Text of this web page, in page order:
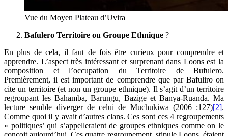
Vue du Moyen Plateau d’Uvira
Bafulero Territoire ou Groupe Ethnique ?
En plus de cela, il faut de fois être curieux pour comprendre et
apprendre. L’aspect très intéressant et surprenant dans Loons est la
composition et l’occupation du Territoire de Bufulero.
Premièrement, il est important de comprendre que par Bafuliro on
cite un territoire (et non un groupe ethnique). Il s’agit d’un territoire
regroupant les Bahamba, Barungu, Bazige et Banya-Ruanda. Ma
lecture semble diverger de celui de Muchukiwa (2006 :127)[2].
Comme quoi il y avait d’autres clans. Ces sont ces 4 regroupements
« politiques’ qui s’appelleraient de groupes ethniques comme on le